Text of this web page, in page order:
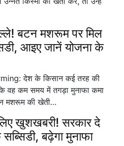
बटन मशरूम पर मिल
आइए जानें योजना के
देश के किसान कई तरह की
वह कम समय में तगड़ा मुनाफा कमा
मशरूम की खेती…
खुशखबरी! सरकार दे
बढ़ेगा मुनाफा